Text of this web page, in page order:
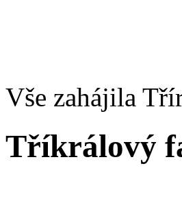
Vše zahájila
Tříkrálový